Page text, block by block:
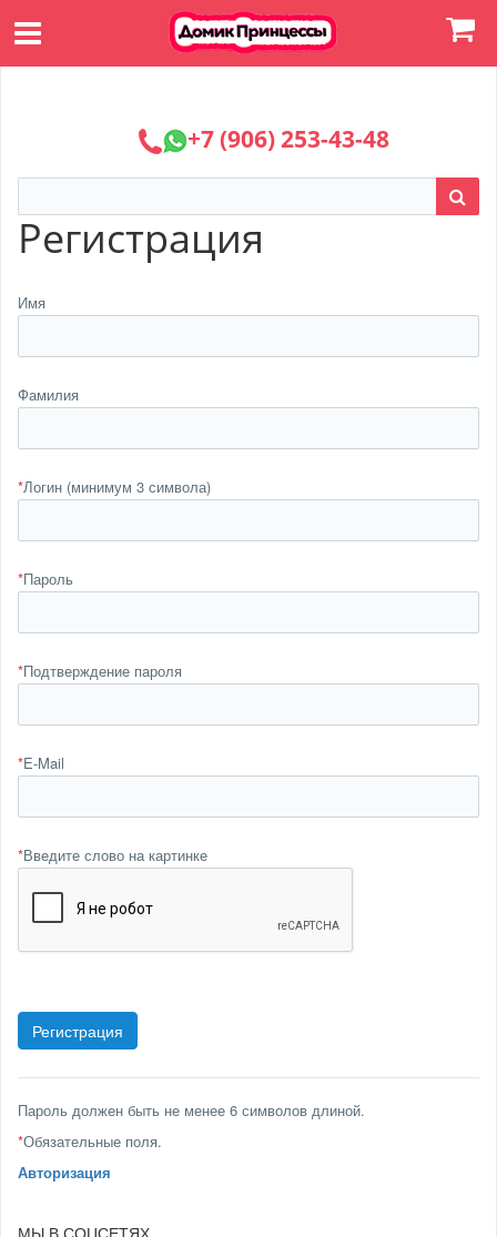
+7 (906) 253-43-48
Регистрация
Имя
Фамилия
*Логин (минимум 3 символа)
*Пароль
*Подтверждение пароля
*E-Mail
*Введите слово на картинке
Пароль должен быть не менее 6 символов длиной.
*Обязательные поля.
Авторизация
МЫ В СОЦСЕТЯХ